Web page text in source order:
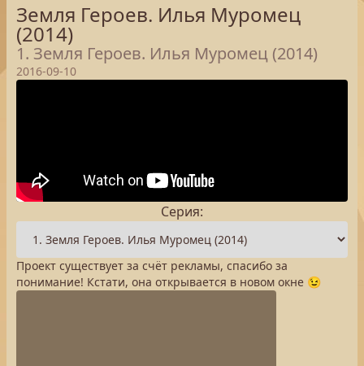
Земля Героев. Илья Муромец
(2014)
1. Земля Героев. Илья Муромец (2014)
2016-09-10
Серия:
Проект существует за счёт рекламы, спасибо за
понимание! Кстати, она открывается в новом окне 😉